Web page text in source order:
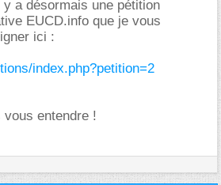
a désormais une pétition
EUCD.info que je vous
ici :
index.php?petition=2
entendre !